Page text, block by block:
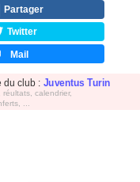
Partager
Twitter
Mail
du club : Juventus Turin
calendrier,
...